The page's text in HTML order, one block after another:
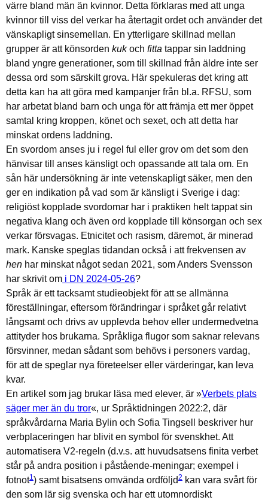
värre bland män än kvinnor. Detta förklaras med att unga
kvinnor till viss del verkar ha återtagit ordet och använder det
vänskapligt sinsemellan. En ytterligare skillnad mellan
grupper är att könsorden kukoch fitta tappar sin laddning
bland yngre generationer, som till skillnad från äldre inte ser
dessa ord som särskilt grova. Här spekuleras det kring att
detta kan ha att göra med kampanjer från bl.a. RFSU, som
har arbetat bland barn och unga för att främja ett mer öppet
samtal kring kroppen, könet och sexet, och att detta har
minskat ordens laddning.
En svordom anses ju i regel ful eller grov om det som den
hänvisar till anses känsligt och opassande att tala om. En
sån här undersökning är inte vetenskapligt säker, men den
ger en indikation på vad som är känsligt i Sverige i dag:
religiöst kopplade svordomar har i praktiken helt tappat sin
negativa klang och även ord kopplade till könsorgan och sex
verkar försvagas. Etnicitet och rasism, däremot, är minerad
mark. Kanske speglas tidandan också i att frekvensen av
hen har minskat något sedan 2021, som Anders Svensson
har skrivit om i DN 2024-05-26?
Språk är ett tacksamt studieobjekt för att se allmänna
föreställningar, eftersom förändringar i språket går relativt
långsamt och drivs av upplevda behov eller undermedvetna
attityder hos brukarna. Språkliga flugor som saknar relevans
försvinner, medan sådant som behövs i personers vardag,
för att de speglar nya företeelser eller värderingar, kan leva
kvar.
En artikel som jag brukar läsa med elever, är »Verbets plats
säger mer än du tror«, ur Språktidningen 2022:2, där
språkvårdarna Maria Bylin och Sofia Tingsell beskriver hur
verbplaceringen har blivit en symbol för svenskhet. Att
automatisera V2-regeln (d.v.s. att huvudsatsens finita verbet
står på andra position i påstående-meningar; exempel i
fotnot1) samt bisatsens omvända ordföljd2 kan vara svårt för
den som lär sig svenska och har ett utomnordiskt